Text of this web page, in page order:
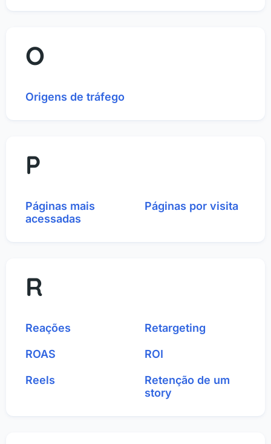
O
Origens de tráfego
P
Páginas mais
acessadas
Páginas por visita
R
Reações Retargeting
ROAS ROI
Reels
Retenção de um
story